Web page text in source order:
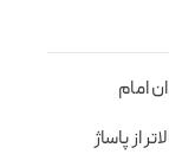
امام
از پاساژ